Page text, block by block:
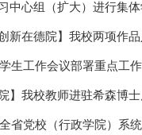
中心组（扩大）进行集体
生工作会议部署重点工作